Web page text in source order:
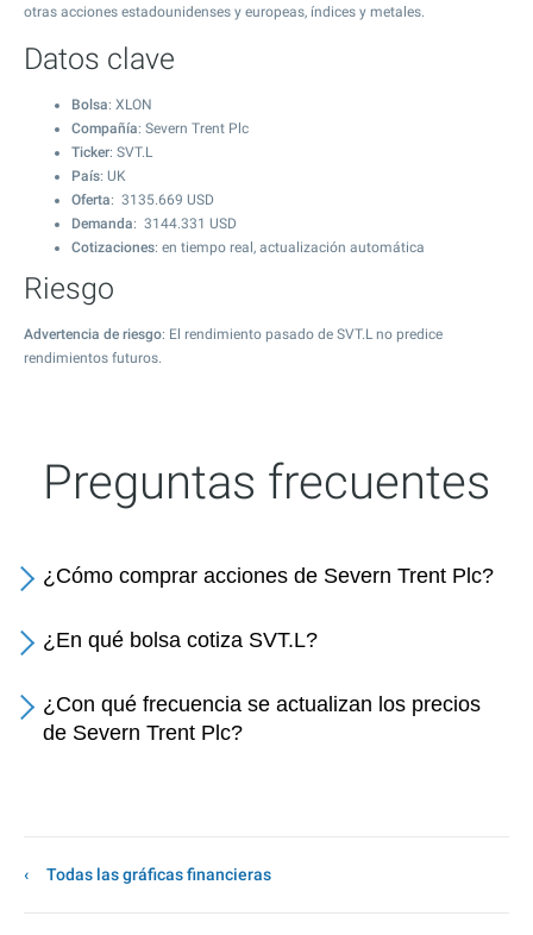
otras acciones estadounidenses y europeas, índices y metales.
Datos clave
Bolsa: XLON
Compañía: Severn Trent Plc
Ticker: SVT.L
País: UK
Oferta: 3135.669 USD
Demanda: 3144.331 USD
Cotizaciones: en tiempo real, actualización automática
Riesgo
Advertencia de riesgo: El rendimiento pasado de SVT.L no predice
rendimientos futuros.
Preguntas frecuentes
¿Cómo comprar acciones de Severn Trent Plc?
¿En qué bolsa cotiza SVT.L?
¿Con qué frecuencia se actualizan los precios
de Severn Trent Plc?
Todas las gráficas financieras